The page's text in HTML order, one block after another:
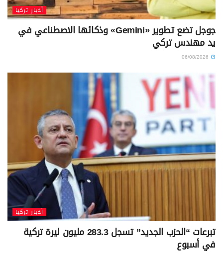
أخبار تركيا
جوجل تضع تطوير «Gemini» وذكائها الاصطناعي في
يد مهندس تركي
أخبار تركيا
تبرعات “الحزب الجديد” تسجل 283.3 مليون ليرة تركية
في أسبوع